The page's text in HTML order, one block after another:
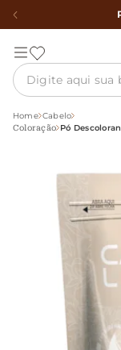
Home Cabelo
Coloração Pó